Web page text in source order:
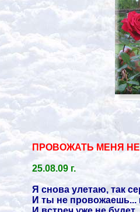
ПРОВОЖАТЬ МЕНЯ
25.08.09 г.
Я снова улетаю, так
И ты не провожаешь...